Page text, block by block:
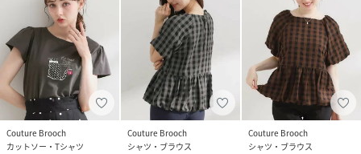
Couture Brooch
カットソー・Tシャツ
Couture Brooch
シャツ・ブラウス
Couture Brooch
シャツ・ブラウス